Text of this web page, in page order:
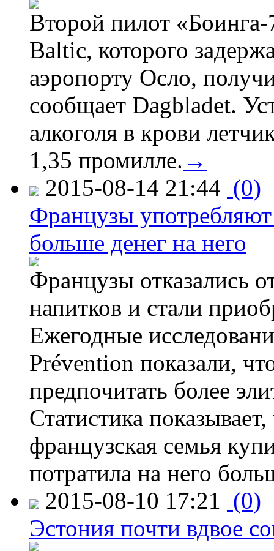
Второй пилот
Baltic, которого
аэропорту Осло,
сообщает Dagbladet.
алкоголя в крови
1,35 промилле. →
2015-08-14 21:44 (0)
Французы
больше денег на него
Французы отказались
напитков и стали
Ежегодные
Prévention показали,
предпочитать более
Статистика
французская семья
потратила на него
2015-08-10 17:21 (0)
Эстония почти вдвое